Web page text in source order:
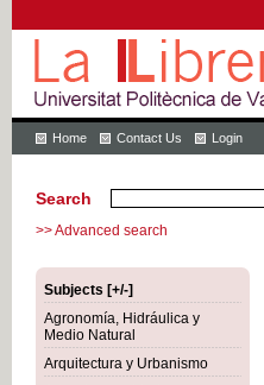
Home Contact Us Login
Search
>> Advanced search
Subjects [+/-]
Agronomía, Hidráulica y
Medio Natural
Arquitectura y Urbanismo